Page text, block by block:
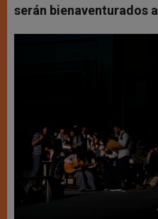
serán bienaventurados